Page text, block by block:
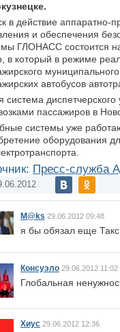
в действие аппаратно-
и обеспечения
ГЛОНАСС состоится
в который в режиме
автобусов
система
пассажиров в
системы уже
оборудования
Пресс-служба
M@ks 29.06.2012 09:48
я бы обязал еще
Консуэло 29.06.2012 11:02
Глобальная
Хиус 29.06.2012 12:36